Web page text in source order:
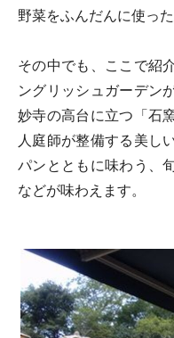
野菜をふんだんに使っ
その中でも、ここで紹
ングリッシュガーデン
妙寺の高台に立つ「石
人庭師が整備する美し
パンとともに味わう、
などが味わえます。